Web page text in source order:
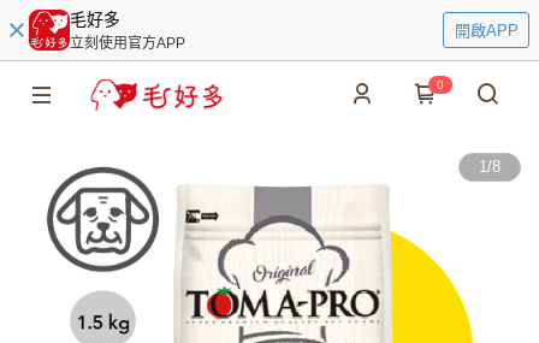
毛好多
立刻使用官方APP
開啟APP
0
1/8